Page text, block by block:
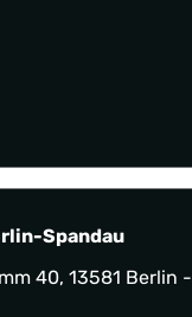
Spandau
40, 13581 Berlin -